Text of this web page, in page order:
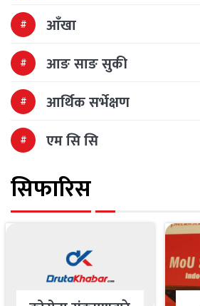
आँखा
आङ साङ सुकी
आर्थिक सर्भेक्षण
एम सि सि
सिफारिस